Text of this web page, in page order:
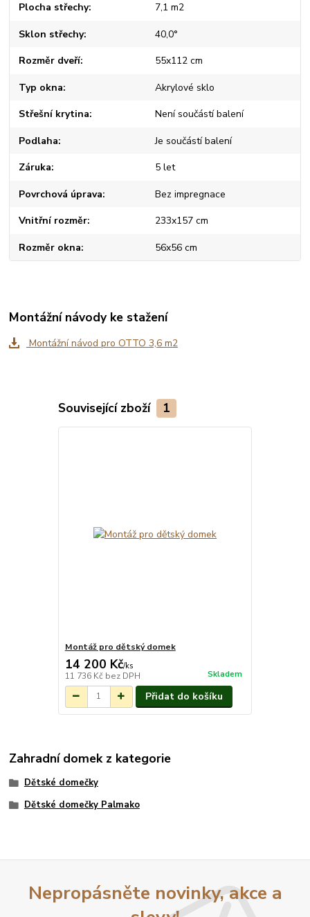
Plocha střechy 7,1 m2
Sklon střechy 40,0°
Rozměr dveří 55x112 cm
Typ okna Akrylové sklo
Střešní krytina Není součástí balení
Podlaha Je součástí balení
Záruka 5 let
Povrchová úprava Bez impregnace
Vnitřní rozměr 233x157 cm
Rozměr okna 56x56 cm
Montážní návody ke stažení
Montážní návod pro OTTO 3,6 m2
Související zboží 1
Montáž pro dětský domek
14 200 Kč/ks
11 736 Kč bez DPH Skladem
Přidat do košíku
Zahradní domek z kategorie
Dětské domečky
Dětské domečky Palmako
Nepropásněte novinky, akce a